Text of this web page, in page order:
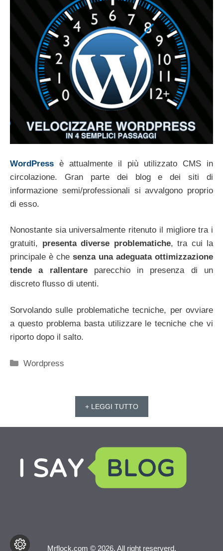
WordPress è attualmente il più utilizzato CMS in
circolazione. Gran parte dei blog e dei siti di
informazione semi/professionali si avvalgono proprio
di esso.
Nonostante sia universalmente ritenuto il migliore tra i
gratuiti, presenta diverse problematiche, tra cui la
principale è che senza una adeguata ottimizzazione
tende a rallentareparecchio in presenza di un
discreto flusso di utenti.
Sorvolando sulle problematiche tecniche, per ovviare
a questo problema basta utilizzare le tecniche che vi
riporto dopo il salto.
Categorie
Wordpress
+ LEGGI TUTTO
Mrflock.com © 2026. All right reserverd.